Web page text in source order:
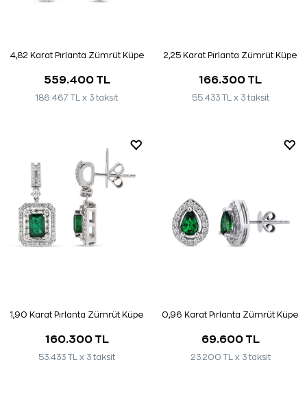
4,82 Karat Pırlanta Zümrüt Küpe
559.400 TL
186.467 TL x 3 taksit
2,25 Karat Pırlanta Zümrüt Küpe
166.300 TL
55.433 TL x 3 taksit
1,90 Karat Pırlanta Zümrüt Küpe
160.300 TL
53.433 TL x 3 taksit
0,96 Karat Pırlanta Zümrüt Küpe
69.600 TL
23.200 TL x 3 taksit